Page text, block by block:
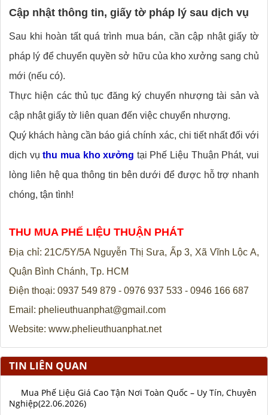
Cập nhật thông tin, giấy tờ pháp lý sau dịch vụ
Sau khi hoàn tất quá trình mua bán, cần cập nhật giấy tờ
pháp lý để chuyển quyền sở hữu của kho xưởng sang chủ
mới (nếu có).
Thực hiện các thủ tục đăng ký chuyển nhượng tài sản và
cập nhật giấy tờ liên quan đến việc chuyển nhượng.
Quý khách hàng cần báo giá chính xác, chi tiết nhất đối với
dịch vụthu mua kho xưởng tại Phế Liệu Thuận Phát, vui
lòng liên hệ qua thông tin bên dưới để được hỗ trợ nhanh
chóng, tận tình!
THU MUA PHẾ LIỆU THUẬN PHÁT
Địa chỉ: 21C/5Y/5A Nguyễn Thị Sưa, Ấp 3, Xã Vĩnh Lộc A,
Quận Bình Chánh, Tp. HCM
Điện thoại: 0937 549 879 - 0976 937 533 - 0946 166 687
Email: phelieuthuanphat@gmail.com
Website: www.phelieuthuanphat.net
TIN LIÊN QUAN
Mua Phế Liệu Giá Cao Tận Nơi Toàn Quốc – Uy Tín, Chuyên
Nghiệp(22.06.2026)